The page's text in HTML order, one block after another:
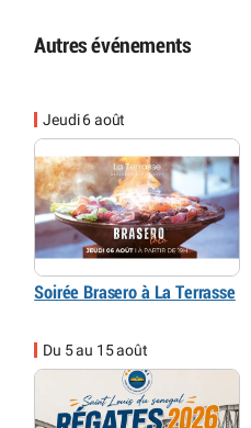
Autres événements
Jeudi 6 août
Soirée Brasero à La Terrasse
Du 5 au 15 août